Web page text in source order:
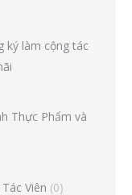
ký làm cộng tác
Thực Phẩm và
Viên (0)